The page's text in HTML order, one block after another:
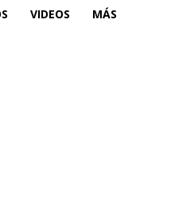
VIDEOS MÁS